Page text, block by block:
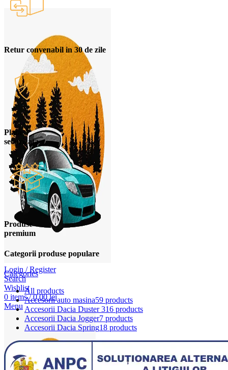
Login / Register
Search
Wishlist
0 items / 0,00lei
Menu
Retur convenabil in 30 de zile
Plata
securizata
Produse
premium
Categorii produse populare
Categories
All products
Accesorii auto masina59 products
Accesorii Dacia Duster 316 products
Accesorii Dacia Jogger7 products
Accesorii Dacia Spring18 products